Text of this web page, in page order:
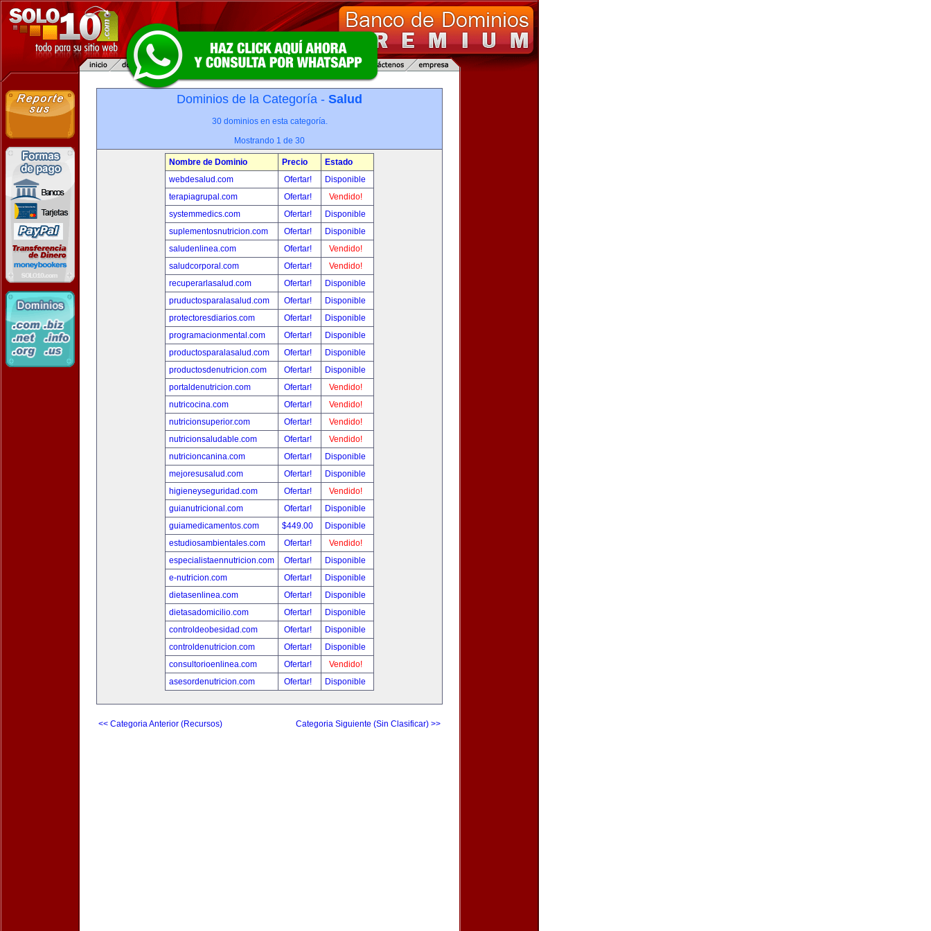
Dominios de la Categoría - Salud
30 dominios en esta categoría.
Mostrando 1 de 30
Nombre de Dominio Precio
Estado
webdesalud.com
Ofertar!
Disponible
terapiagrupal.com
Ofertar!
Vendido!
systemmedics.com
Ofertar!
Disponible
suplementosnutricion.com
Ofertar!
Disponible
saludenlinea.com
Ofertar!
Vendido!
saludcorporal.com
Ofertar!
Vendido!
recuperarlasalud.com
Ofertar!
Disponible
pruductosparalasalud.com
Ofertar!
Disponible
protectoresdiarios.com
Ofertar!
Disponible
programacionmental.com
Ofertar!
Disponible
productosparalasalud.com
Ofertar!
Disponible
productosdenutricion.com
Ofertar!
Disponible
portaldenutricion.com
Ofertar!
Vendido!
nutricocina.com
Ofertar!
Vendido!
nutricionsuperior.com
Ofertar!
Vendido!
nutricionsaludable.com
Ofertar!
Vendido!
nutricioncanina.com
Ofertar!
Disponible
mejoresusalud.com
Ofertar!
Disponible
higieneyseguridad.com
Ofertar!
Vendido!
guianutricional.com
Ofertar!
Disponible
guiamedicamentos.com
$449.00
Disponible
estudiosambientales.com
Ofertar!
Vendido!
especialistaennutricion.com
Ofertar!
Disponible
e-nutricion.com
Ofertar!
Disponible
dietasenlinea.com
Ofertar!
Disponible
dietasadomicilio.com
Ofertar!
Disponible
controldeobesidad.com
Ofertar!
Disponible
controldenutricion.com
Ofertar!
Disponible
consultorioenlinea.com
Ofertar!
Vendido!
asesordenutricion.com
Ofertar! Disponible
<< Categoria Anterior (Recursos) Categoria Siguiente (Sin Clasificar) >>